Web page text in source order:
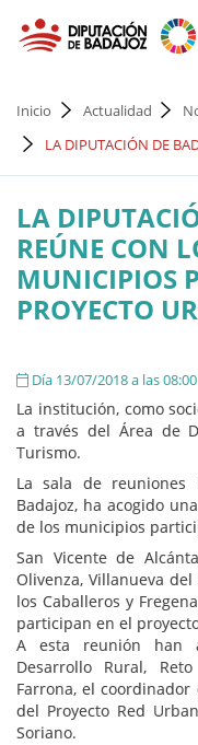
Inicio Actualidad
LA DIPUTACIÓN DE
LA
REÚNE CON
MUNICIPIOS
PROYECTO
Día 13/07/2018 a las 08:00
La institución, como
a través del Área de
Turismo.
La sala de reuniones
Badajoz, ha acogido
de los municipios
San Vicente de
Olivenza, Villanueva
los Caballeros y
participan en el
A esta reunión han
Desarrollo Rural,
Farrona, el
del Proyecto Red
Soriano.